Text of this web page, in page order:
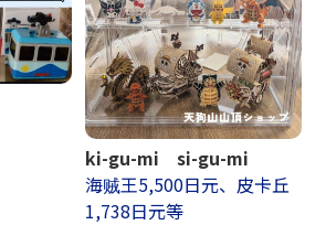
ki-gu-mi si-gu-mi
海贼王5,500日元、皮卡丘
1,738日元等